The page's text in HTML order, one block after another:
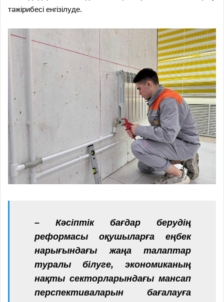
тәжірибесі енгізілуде.
– Кәсіптік бағдар берудің
реформасы оқушыларға еңбек
нарығындағы жаңа талаптар
туралы білуге, экономиканың
нақты секторларындағы мансап
перспективаларын бағалауға